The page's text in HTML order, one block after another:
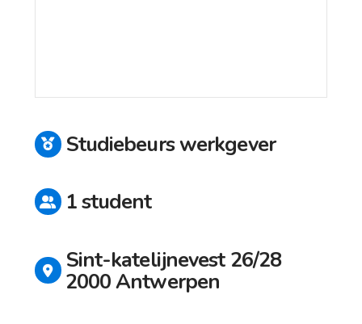
Studiebeurs werkgever
1 student
Sint-katelijnevest 26/28
2000 Antwerpen